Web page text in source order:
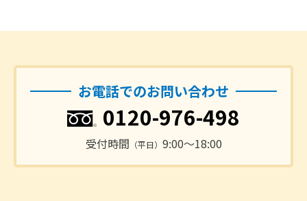
お電話でのお問い合わせ
0120-976-498
受付時間 （平日） 9:00〜18:00